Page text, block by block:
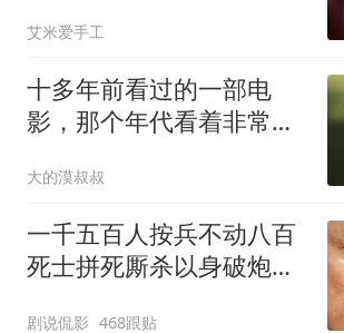
艾米爱手工
十多年前看过的一部电
影，那个年代看着非常劲
大的漠叔叔
一千五百人按兵不动八百
死士拼死厮杀以身破炮绝
剧说侃影 468跟贴